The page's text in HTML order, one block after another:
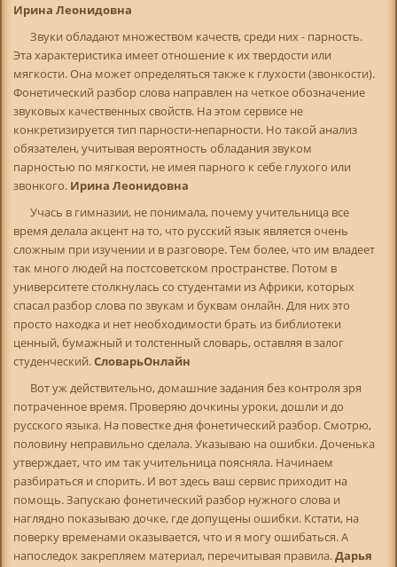
Ирина Леонидовна
Звуки обладают множеством качеств, среди них - парность.
Эта характеристика имеет отношение к их твердости или
мягкости. Она может определяться также к глухости (звонкости).
Фонетический разбор слова направлен на четкое обозначение
звуковых качественных свойств. На этом сервисе не
конкретизируется тип парности-непарности. Но такой анализ
обязателен, учитывая вероятность обладания звуком
парностью по мягкости, не имея парного к себе глухого или
звонкого. Ирина Леонидовна
Учась в гимназии, не понимала, почему учительница все
время делала акцент на то, что русский язык является очень
сложным при изучении и в разговоре. Тем более, что им владеет
так много людей на постсоветском пространстве. Потом в
университете столкнулась со студентами из Африки, которых
спасал разбор слова по звукам и буквам онлайн. Для них это
просто находка и нет необходимости брать из библиотеки
ценный, бумажный и толстенный словарь, оставляя в залог
студенческий.СловарьОнлайн
Вот уж действительно, домашние задания без контроля зря
потраченное время. Проверяю дочкины уроки, дошли и до
русского языка. На повестке дня фонетический разбор. Смотрю,
половину неправильно сделала. Указываю на ошибки. Доченька
утверждает, что им так учительница поясняла. Начинаем
разбираться и спорить. И вот здесь ваш сервис приходит на
помощь. Запускаю фонетический разбор нужного слова и
наглядно показываю дочке, где допущены ошибки. Кстати, на
поверку временами оказывается, что и я могу ошибаться. А
напоследок закрепляем материал, перечитывая правила.Дарья